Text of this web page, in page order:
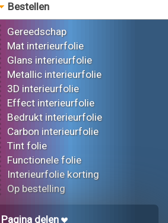
Bestellen
Gereedschap
Mat interieurfolie
Glans interieurfolie
Metallic interieurfolie
3D interieurfolie
Effect interieurfolie
Bedrukt interieurfolie
Carbon interieurfolie
Tint folie
Functionele folie
Interieurfolie korting
Op bestelling
Pagina delen